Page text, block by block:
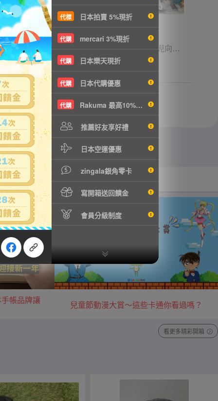
代標 日本拍賣 5%現折
代購 mercari 3%現折
代購 日本樂天現折
代購 日本代購優惠
代購 Rakuma 最高10%現折
推薦好友享好禮
日本空運優惠
zingala銀角零卡
寫開箱送回饋金
會員分級制度
14 【同梱不可/現状】女児向け アニメ 少女漫画 グッズ まとめ売り プリキュアシリーズ 種村有菜 たまごっち 他 アクスタ ぬいぐるみ 他
21000円 NT4544
機車用品
帳品牌讓 兒童節動漫大賞～這些卡通你看過嗎？
看更多精彩開箱